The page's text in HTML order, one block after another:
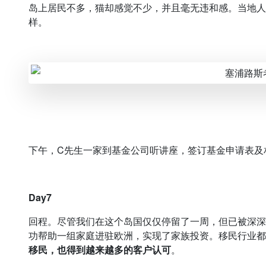
岛上居民不多，猫却感觉不少，并且毫无违和感。当地
样。
下午，C先生一家到基金公司听讲座，签订基金申请表
Day7
回程。尽管我们在这个岛国仅仅停留了一周，但已被深
功帮助一组家庭进驻欧洲，实现了家族投资。移民行业
移民，也得到越来越多的客户认可。